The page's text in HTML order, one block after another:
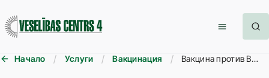
Начало Услуги Вакцинация Вакцина против ВПЧ